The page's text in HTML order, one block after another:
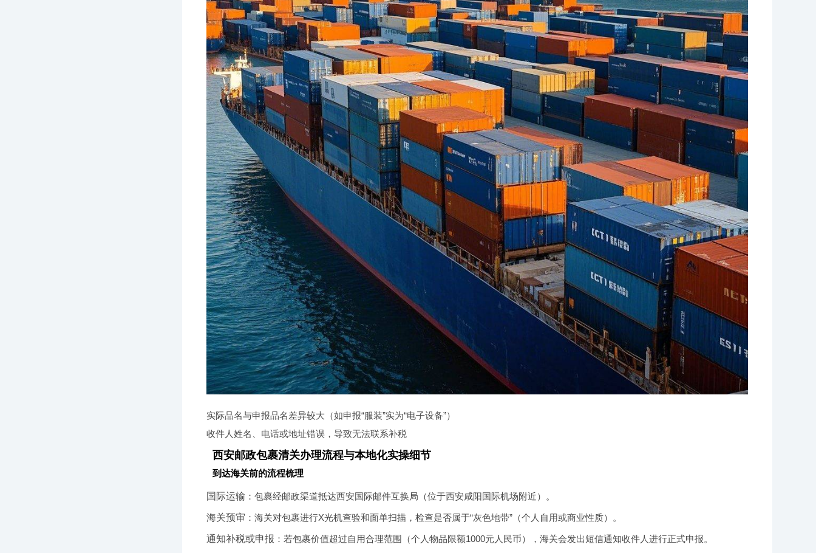
实际品名与申报品名差异较大（如申报“服装”实为“电子设备”）
收件人姓名、电话或地址错误，导致无法联系补税
西安邮政包裹清关办理流程与本地化实操细节
到达海关前的流程梳理
国际运输 ：包裹经邮政渠道抵达西安国际邮件互换局（位于西安咸阳国际机场附近）。
海关预审 ：海关对包裹进行X光机查验和面单扫描，检查是否属于“灰色地带”（个人自用或商业性质）。
通知补税或申报 ：若包裹价值超过自用合理范围（个人物品限额1000元人民币），海关会发出短信通知收件人进行正式申报。